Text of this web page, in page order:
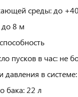
среды: до
до 8 м
пусков в час: не
давления в
бака: 22 л